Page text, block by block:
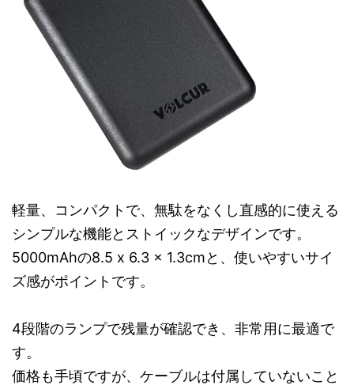
軽量、コンパクトで、無駄をなくし直感的に使える
シンプルな機能とストイックなデザインです。
5000mAhの8.5 x 6.3 x 1.3cmと、使いやすいサイ
ズ感がポイントです。
4段階のランプで残量が確認でき、非常用に最適で
す。
価格も手頃ですが、ケーブルは付属していないこと